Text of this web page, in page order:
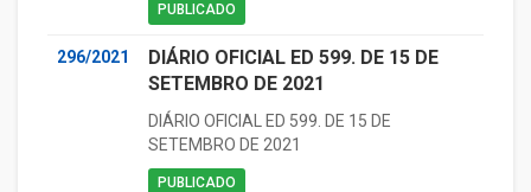
PUBLICADO
296/2021
DIÁRIO OFICIAL ED 599. DE 15 DE
SETEMBRO DE 2021
DIÁRIO OFICIAL ED 599. DE 15 DE
SETEMBRO DE 2021
PUBLICADO